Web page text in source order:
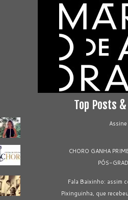
Top Posts
CHORO GANHA
PÓS-
Fala Baixinho: assim
Pixinguinha, que